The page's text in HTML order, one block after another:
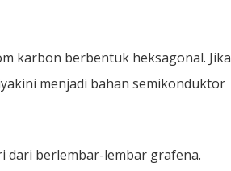
karbon berbentuk heksagonal. Jika
menjadi bahan semikonduktor
dari berlembar-lembar grafena.